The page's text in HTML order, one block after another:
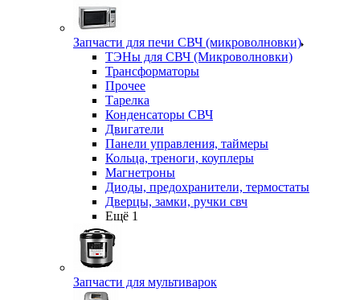
Запчасти для печи СВЧ (микроволновки)
ТЭНы для СВЧ (Микроволновки)
Трансформаторы
Прочее
Тарелка
Конденсаторы СВЧ
Двигатели
Панели управления, таймеры
Кольца, треноги, коуплеры
Магнетроны
Диоды, предохранители, термостаты
Дверцы, замки, ручки свч
Ещё 1
Запчасти для мультиварок